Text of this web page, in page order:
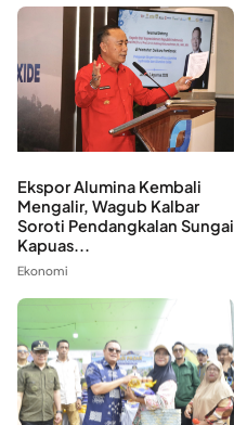
Ekspor Alumina Kembali
Mengalir, Wagub Kalbar
Soroti Pendangkalan Sungai
Kapuas...
Ekonomi